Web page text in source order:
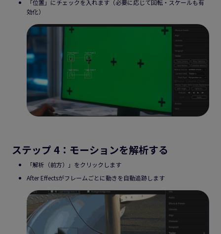
「位置」にチェックを入れます（必要に応じて回転・スケールも有
効化）
ステップ 4：モーションを解析する
「解析（前方）」をクリックします
After Effectsがフレームごとに動きを自動追跡します